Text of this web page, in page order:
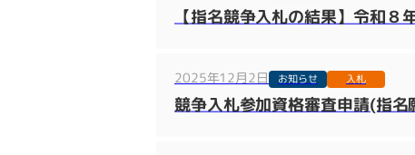
【指名競争入札の結果】令和８
2025年12月2日 お知らせ 入札
競争入札参加資格審査申請(指